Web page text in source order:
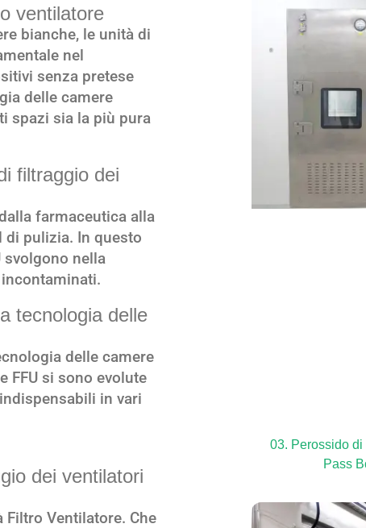
ventilatore
bianche, le unità di
nel
senza pretese
delle camere
spazi sia la più pura
filtraggio dei
farmaceutica alla
di pulizia. In questo
svolgono nella
tecnologia delle
delle camere
FFU si sono evolute
in vari
dei ventilatori
Ventilatore. Che
03. Perossido
Pass